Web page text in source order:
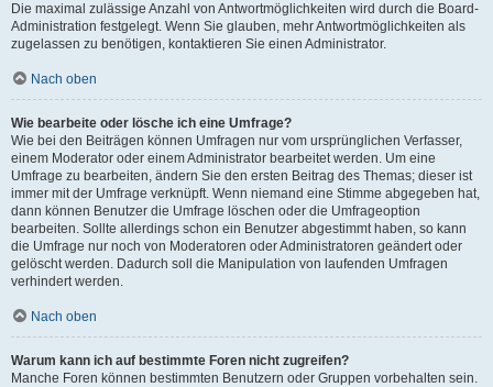
Die maximal zulässige Anzahl von Antwortmöglichkeiten wird durch die Board-
Administration festgelegt. Wenn Sie glauben, mehr Antwortmöglichkeiten als
zugelassen zu benötigen, kontaktieren Sie einen Administrator.
Nach oben
Wie bearbeite oder lösche ich eine Umfrage?
Wie bei den Beiträgen können Umfragen nur vom ursprünglichen Verfasser,
einem Moderator oder einem Administrator bearbeitet werden. Um eine
Umfrage zu bearbeiten, ändern Sie den ersten Beitrag des Themas; dieser ist
immer mit der Umfrage verknüpft. Wenn niemand eine Stimme abgegeben hat,
dann können Benutzer die Umfrage löschen oder die Umfrageoption
bearbeiten. Sollte allerdings schon ein Benutzer abgestimmt haben, so kann
die Umfrage nur noch von Moderatoren oder Administratoren geändert oder
gelöscht werden. Dadurch soll die Manipulation von laufenden Umfragen
verhindert werden.
Nach oben
Warum kann ich auf bestimmte Foren nicht zugreifen?
Manche Foren können bestimmten Benutzern oder Gruppen vorbehalten sein.